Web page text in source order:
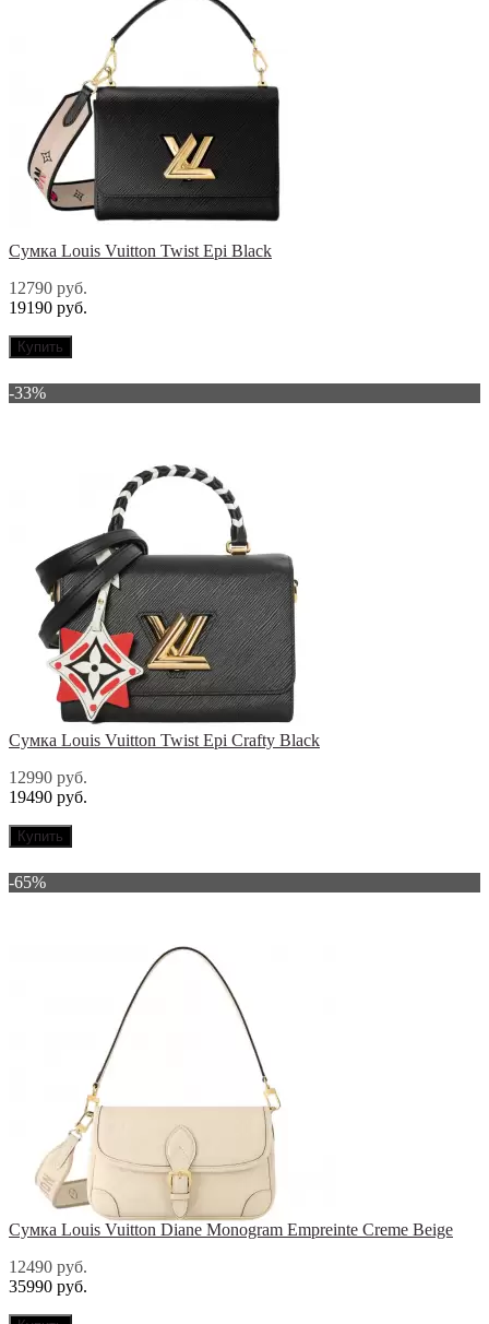
Сумка Louis Vuitton Twist Epi Black
12790 руб.
19190 руб.
Купить
-33%
Сумка Louis Vuitton Twist Epi Crafty Black
12990 руб.
19490 руб.
Купить
-65%
Сумка Louis Vuitton Diane Monogram Empreinte Creme Beige
12490 руб.
35990 руб.